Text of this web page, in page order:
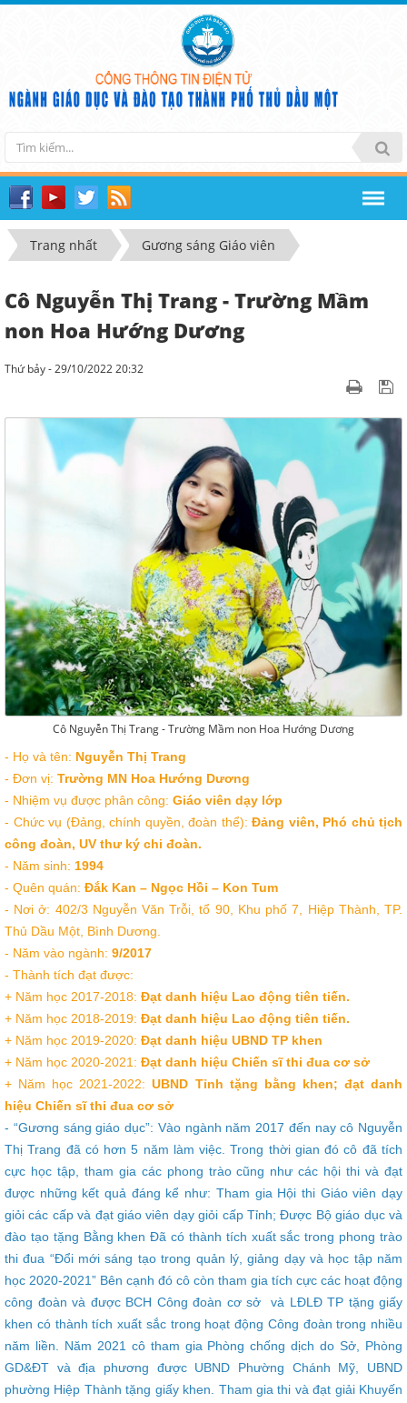
Trang nhất Gương sáng Giáo viên
Cô Nguyễn Thị Trang - Trường Mầm
non Hoa Hướng Dương
Thứ bảy - 29/10/2022 20:32
Cô Nguyễn Thị Trang - Trường Mầm non Hoa Hướng Dương
- Họ và tên: Nguyễn Thị Trang
- Đơn vị: Trường MN Hoa Hướng Dương
- Nhiệm vụ được phân công: Giáo viên dạy lớp
- Chức vụ (Đảng, chính quyền, đoàn thể): Đảng viên, Phó chủ tịch
công đoàn, UV thư ký chi đoàn.
- Năm sinh: 1994
- Quên quán: Đắk Kan – Ngọc Hồi – Kon Tum
- Nơi ở: 402/3 Nguyễn Văn Trỗi, tổ 90, Khu phố 7, Hiệp Thành, TP.
Thủ Dầu Một, Bình Dương.
- Năm vào ngành: 9/2017
- Thành tích đạt được:
+ Năm học 2017-2018: Đạt danh hiệu Lao động tiên tiến.
+ Năm học 2018-2019: Đạt danh hiệu Lao động tiên tiến.
+ Năm học 2019-2020: Đạt danh hiệu UBND TP khen
+ Năm học 2020-2021: Đạt danh hiệu Chiến sĩ thi đua cơ sở
+ Năm học 2021-2022:UBND Tỉnh tặng bằng khen; đạt danh
hiệu Chiến sĩ thi đua cơ sở
- “Gương sáng giáo dục”: Vào ngành năm 2017 đến nay cô Nguyễn
Thị Trang đã có hơn 5 năm làm việc. Trong thời gian đó cô đã tích
cực học tập, tham gia các phong trào cũng như các hội thi và đạt
được những kết quả đáng kể như: Tham gia Hội thi Giáo viên dạy
giỏi các cấp và đạt giáo viên dạy giỏi cấp Tỉnh; Được Bộ giáo dục và
đào tạo tặng Bằng khen Đã có thành tích xuất sắc trong phong trào
thi đua “Đổi mới sáng tạo trong quản lý, giảng dạy và học tập năm
học 2020-2021” Bên cạnh đó cô còn tham gia tích cực các hoạt động
công đoàn và được BCH Công đoàn cơ sở và LĐLĐ TP tặng giấy
khen có thành tích xuất sắc trong hoạt động Công đoàn trong nhiều
năm liền. Năm 2021 cô tham gia Phòng chống dịch do Sở, Phòng
GD&ĐT và địa phương được UBND Phường Chánh Mỹ, UBND
phường Hiệp Thành tặng giấy khen. Tham gia thi và đạt giải Khuyến